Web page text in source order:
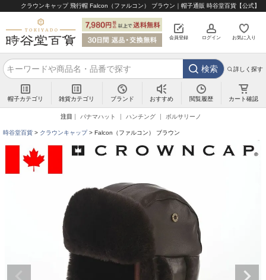
クラウンキャップ 飛行帽 Falcon（ファルコン） ブラウン｜帽子通販 時谷堂百貨【公式】
会員登録 ログイン お気に入り
検索 詳しく探す
帽子カテゴリ 雑貨カテゴリ ブランド おすすめ 閲覧履歴 カート確認
注目 パナマハット ハンチング ボルサリーノ
時谷堂百貨 クラウンキャップ Falcon（ファルコン） ブラウン